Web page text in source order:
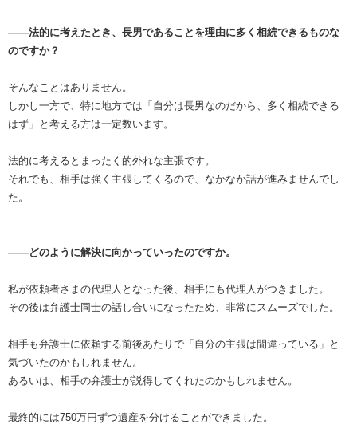
――法的に考えたとき、長男であることを理由に多く相続できるものな
のですか？
そんなことはありません。
しかし一方で、特に地方では「自分は長男なのだから、多く相続できる
はず」と考える方は一定数います。
法的に考えるとまったく的外れな主張です。
それでも、相手は強く主張してくるので、なかなか話が進みませんでし
た。
――どのように解決に向かっていったのですか。
私が依頼者さまの代理人となった後、相手にも代理人がつきました。
その後は弁護士同士の話し合いになったため、非常にスムーズでした。
相手も弁護士に依頼する前後あたりで「自分の主張は間違っている」と
気づいたのかもしれません。
あるいは、相手の弁護士が説得してくれたのかもしれません。
最終的には750万円ずつ遺産を分けることができました。